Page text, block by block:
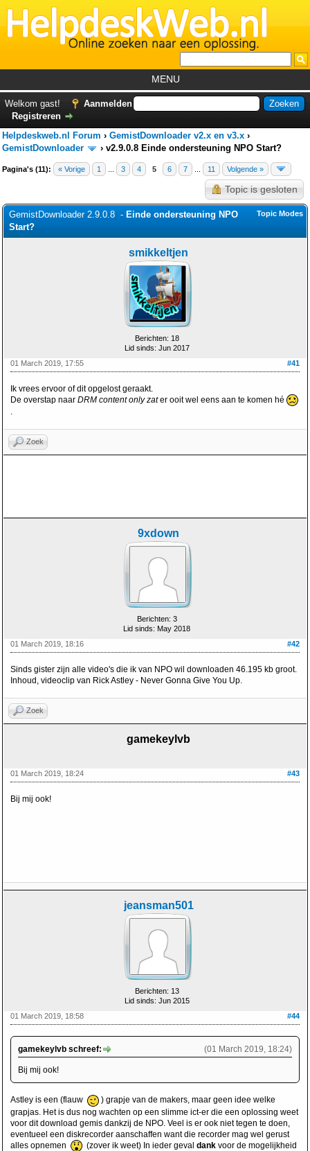
MENU
Foutcodes
Helpdesks
Forum
Welkom gast!
Aanmelden
Registreren
Helpdeskweb.nl Forum › GemistDownloader v2.x en v3.x ›
GemistDownloader
› v2.9.0.8 Einde ondersteuning NPO Start?
Pagina's (11): « Vorige 1 3 4 5 6 7 11 Volgende »
Topic is gesloten
Topic Modes
GemistDownloader 2.9.0.8 - Einde ondersteuning NPO
Start?
smikkeltjen
Berichten: 18
Lid sinds: Jun 2017
#41
01 March 2019, 17:55
Ik vrees ervoor of dit opgelost geraakt.
De overstap naar DRM content only zater ooit wel eens aan te komen hé
.
Zoek
9xdown
Berichten: 3
Lid sinds: May 2018
#42
01 March 2019, 18:16
Sinds gister zijn alle video's die ik van NPO wil downloaden 46.195 kb groot.
Inhoud, videoclip van Rick Astley - Never Gonna Give You Up.
Zoek
gamekeylvb
#43
01 March 2019, 18:24
Bij mij ook!
jeansman501
Berichten: 13
Lid sinds: Jun 2015
#44
01 March 2019, 18:58
(01 March 2019, 18:24)
gamekeylvb schreef:
Bij mij ook!
Astley is een (flauw
) grapje van de makers, maar geen idee welke
grapjas. Het is dus nog wachten op een slimme ict-er die een oplossing weet
voor dit download gemis dankzij de NPO. Veel is er ook niet tegen te doen,
eventueel een diskrecorder aanschaffen want die recorder mag wel gerust
alles opnemen
(zover ik weet) In ieder geval dank voor de mogelijkheid